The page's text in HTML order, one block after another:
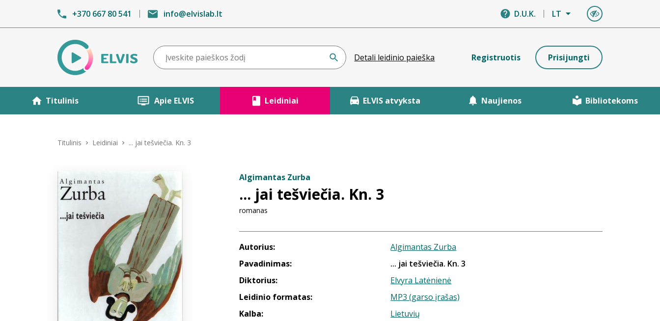
+370 667 80 541 info@elvislab.lt D.U.K. LT
Detali leidinio paieška Registruotis Prisijungti
Titulinis Apie ELVIS Leidiniai ELVIS atvyksta Naujienos Bibliotekoms
Titulinis Leidiniai ... jai tešviečia. Kn. 3
Algimantas Zurba
... jai tešviečia. Kn. 3
romanas
Autorius:
Algimantas Zurba
Pavadinimas:
... jai tešviečia. Kn. 3
Diktorius:
Elvyra Latėnienė
Leidinio formatas:
MP3 (garso įrašas)
Kalba:
Lietuvių